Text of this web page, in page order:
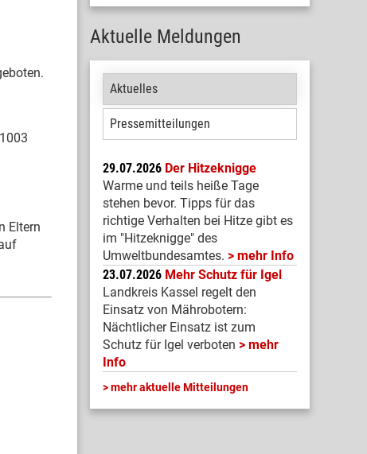
Aktuelle Meldungen
Aktuelles
Pressemitteilungen
29.07.2026 Der Hitzeknigge
Warme und teils heiße Tage
stehen bevor. Tipps für das
richtige Verhalten bei Hitze gibt es
im "Hitzeknigge" des
Umweltbundesamtes.
mehr Info
23.07.2026 Mehr Schutz für Igel
Landkreis Kassel regelt den
Einsatz von Mährobotern:
Nächtlicher Einsatz ist zum
Schutz für Igel verboten
mehr
Info
mehr aktuelle Mitteilungen
Eltern